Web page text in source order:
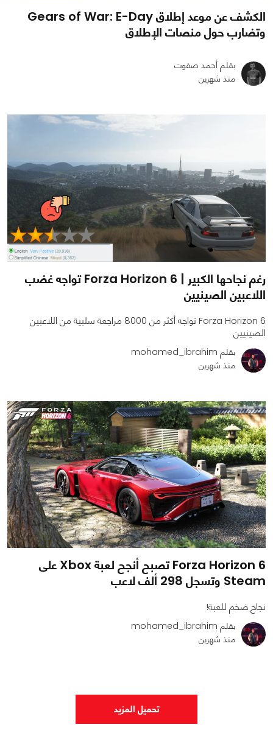
0
الكشف عن موعد إطلاق Gears of War: E-Day
وتضارب حول منصات الإطلاق
بقلم أحمد صفوت
منذ شهرين
رغم نجاحها الكبير | Forza Horizon 6 تواجه غضب
اللاعبين الصينيين
Forza Horizon 6 تواجه أكثر من 8000 مراجعة سلبية من اللاعبين
الصينيين
بقلم mohamed_ibrahim
منذ شهرين
Forza Horizon 6 تصبح أنجح لعبة Xbox على
Steam وتسجل 298 ألف لاعب
نجاح ضخم للعبة!
بقلم mohamed_ibrahim
منذ شهرين
تحميل المزيد